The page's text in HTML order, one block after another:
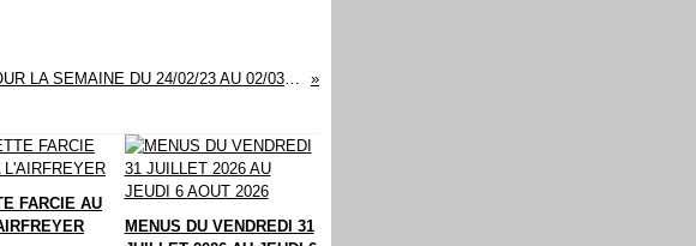
MENUS POUR LA SEMAINE DU 24/02/23 AU 02/03/2023
FARCIE AU
MENUS DU VENDREDI 31